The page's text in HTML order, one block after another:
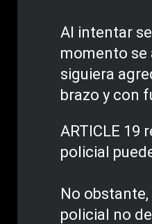
Al intentar
momento se
siguiera
brazo y con
ARTICLE 19
policial
No
policial no